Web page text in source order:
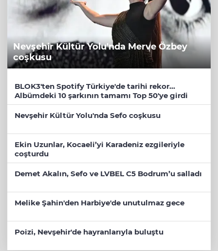
Nevşehir Kültür Yolu'nda Merve Özbey
coşkusu
BLOK3'ten Spotify Türkiye'de tarihi rekor...
Albümdeki 10 şarkının tamamı Top 50'ye girdi
Nevşehir Kültür Yolu'nda Sefo coşkusu
Ekin Uzunlar, Kocaeli’yi Karadeniz ezgileriyle
coşturdu
Demet Akalın, Sefo ve LVBEL C5 Bodrum’u salladı
Melike Şahin'den Harbiye'de unutulmaz gece
Poizi, Nevşehir'de hayranlarıyla buluştu